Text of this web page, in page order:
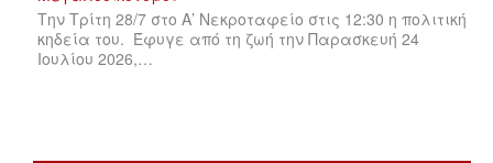
Την Τρίτη 28/7 στο Α’ Νεκροταφείο στις 12:30 η πολιτική
κηδεία του. Έφυγε από τη ζωή την Παρασκευή 24
Ιουλίου 2026,…